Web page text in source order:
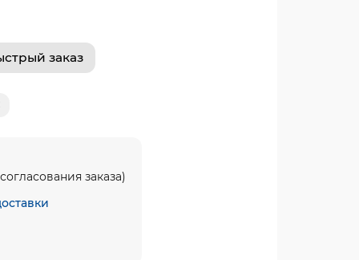
заказ
заказа)